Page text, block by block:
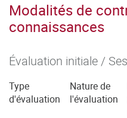
Modalités de
connaissances
Évaluation initiale /
Type
d'évaluation
Nature de
l'évaluation